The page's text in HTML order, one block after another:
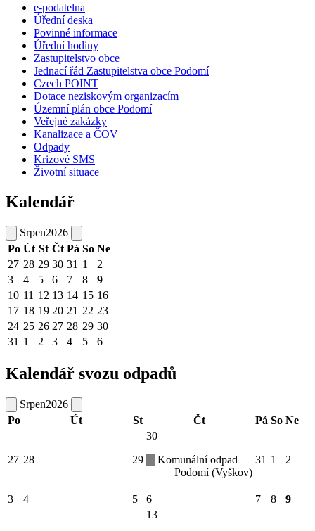
e-podatelna
Úřední deska
Povinné informace
Úřední hodiny
Zastupitelstvo obce
Jednací řád Zastupitelstva obce Podomí
Czech POINT
Dotace neziskovým organizacím
Územní plán obce Podomí
Veřejné zakázky
Kanalizace a ČOV
Odpady
Krizové SMS
Životní situace
Kalendář
Srpen2026
Po Út St Čt Pá So Ne
27 28 29 30 31 1
2
3
4 5 6 7 8
9
10 11 12 13 14 15 16
17 18 19 20 21 22 23
24 25 26 27 28 29 30
31 1 2 3 4 5 6
Kalendář svozu odpadů
Srpen2026
Po
Út St Čt Pá So Ne
27 28 29
30
Komunální odpad
Podomí (Vyškov)
31 1 2
3 4 5 6 7 8 9
13